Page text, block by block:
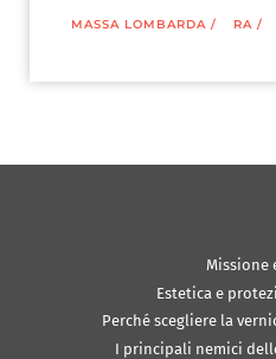
MASSA LOMBARDA / RA /
Missione
Estetica e
Perché scegliere la
I principali nemici